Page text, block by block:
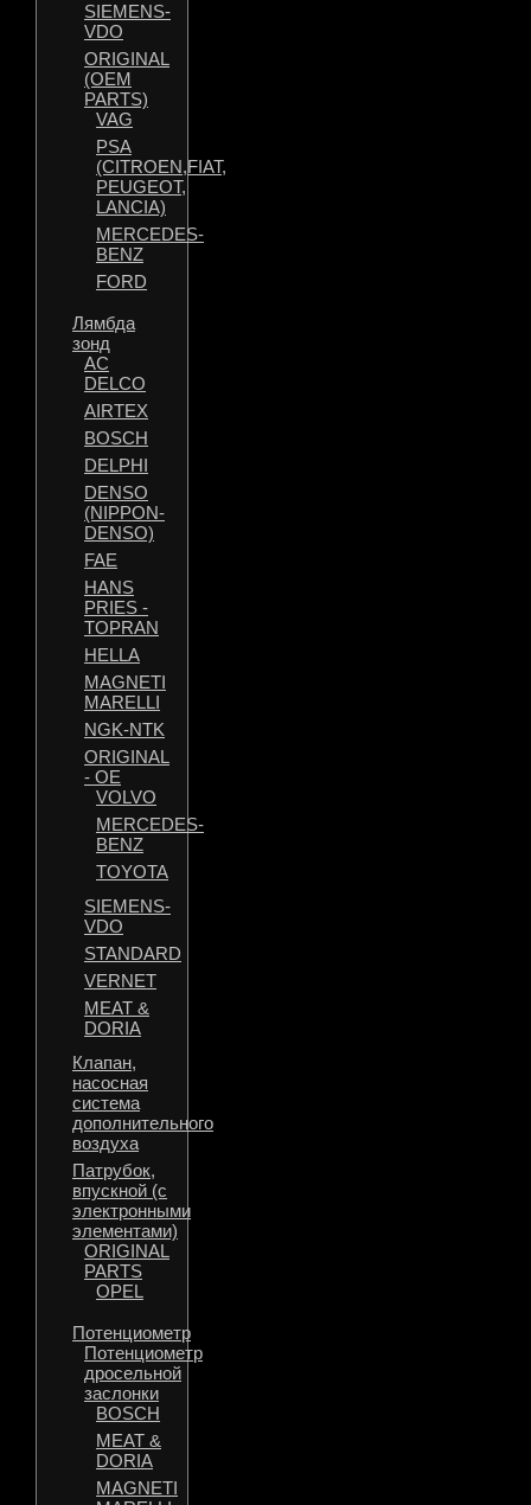
SIEMENS-
VDO
ORIGINAL
(OEM
PARTS)
VAG
PSA
(CITROEN,FIAT,
PEUGEOT,
LANCIA)
MERCEDES-
BENZ
FORD
Лямбда
зонд
AC
DELCO
AIRTEX
BOSCH
DELPHI
DENSO
(NIPPON-
DENSO)
FAE
HANS
PRIES -
TOPRAN
HELLA
MAGNETI
MARELLI
NGK-NTK
ORIGINAL
- OE
VOLVO
MERCEDES-
BENZ
TOYOTA
SIEMENS-
VDO
STANDARD
VERNET
MEAT &
DORIA
Клапан,
насосная
система
дополнительного
воздуха
Патрубок,
впускной (с
электронными
элементами)
ORIGINAL
PARTS
OPEL
Потенциометр
Потенциометр
дросельной
заслонки
BOSCH
MEAT &
DORIA
MAGNETI